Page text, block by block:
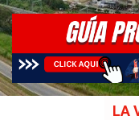
La Voz del
Portal de noticias
LA VOZ DEL